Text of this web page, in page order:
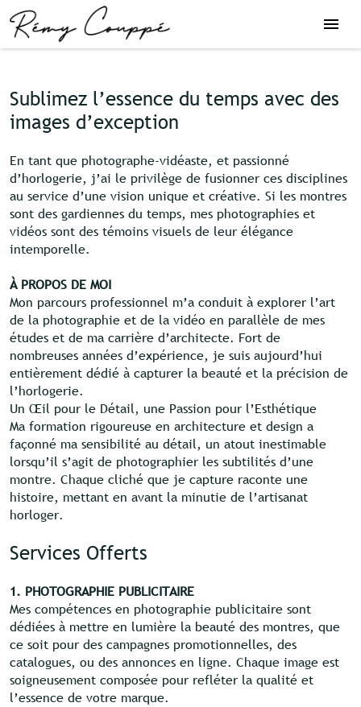
Sublimez l’essence du temps avec des
images d’exception
En tant que photographe-vidéaste, et passionné
d’horlogerie, j’ai le privilège de fusionner ces disciplines
au service d’une vision unique et créative. Si les montres
sont des gardiennes du temps, mes photographies et
vidéos sont des témoins visuels de leur élégance
intemporelle.
À PROPOS DE MOI
Mon parcours professionnel m’a conduit à explorer l’art
de la photographie et de la vidéo en parallèle de mes
études et de ma carrière d’architecte. Fort de
nombreuses années d’expérience, je suis aujourd’hui
entièrement dédié à capturer la beauté et la précision de
l’horlogerie.
Un Œil pour le Détail, une Passion pour l’Esthétique
Ma formation rigoureuse en architecture et design a
façonné ma sensibilité au détail, un atout inestimable
lorsqu’il s’agit de photographier les subtilités d’une
montre. Chaque cliché que je capture raconte une
histoire, mettant en avant la minutie de l’artisanat
horloger.
Services Offerts
1. PHOTOGRAPHIE PUBLICITAIRE
Mes compétences en photographie publicitaire sont
dédiées à mettre en lumière la beauté des montres, que
ce soit pour des campagnes promotionnelles, des
catalogues, ou des annonces en ligne. Chaque image est
soigneusement composée pour refléter la qualité et
l’essence de votre marque.